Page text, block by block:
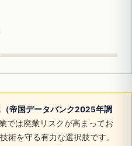
帝国データバンク2025年調
では廃業リスクが高まってお
術を守る有力な選択肢です。